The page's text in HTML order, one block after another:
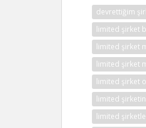
devrettiğim
limited şirket
limited şirket
limited şirket
limited şirket
limited
limited